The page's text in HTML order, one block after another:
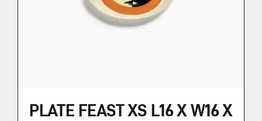
PLATE FEAST XS L16 X W16 X